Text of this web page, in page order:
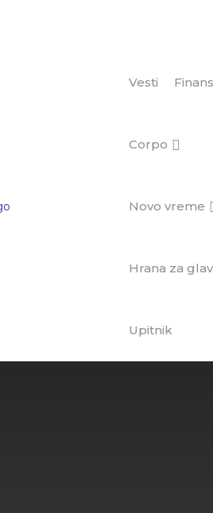
Vesti
Corpo
Novo vreme
Hrana za
Upitnik